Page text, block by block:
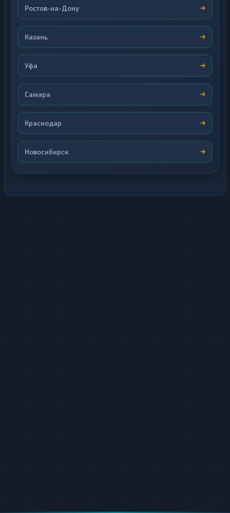
Ростов-на-Дону
Казань
Уфа
Самара
Краснодар
Новосибирск